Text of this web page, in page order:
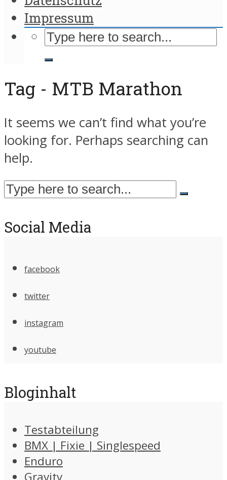
Impressum
Tag - MTB Marathon
It seems we can’t find what you’re
looking for. Perhaps searching can
help.
Social Media
facebook
twitter
instagram
youtube
Bloginhalt
Testabteilung
BMX | Fixie | Singlespeed
Enduro
Gravity